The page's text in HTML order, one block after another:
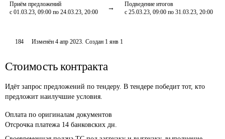
Приём предложений
с 01.03.23, 09:00 по 24.03.23, 20:00
Подведение итогов
с 25.03.23, 09:00 по 31.03.23, 20:00
184 Изменён4 апр 2023. Создан 1 янв 1
Стоимость контракта
Идёт запрос предложений по тендеру. В тендере победит тот, кто
предложит наилучшие условия.
Оплата по оригиналам документов
Отсрочка платежа 14 банковских дн.